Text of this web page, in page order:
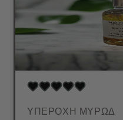
ΥΠΕΡΟΧΗ ΜΥΡΩΔ